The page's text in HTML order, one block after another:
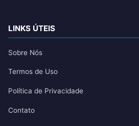
LINKS ÚTEIS
Sobre Nós
Termos de Uso
Política de Privacidade
Contato